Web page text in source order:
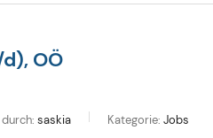
OÖ
saskia Kategorie: Jobs